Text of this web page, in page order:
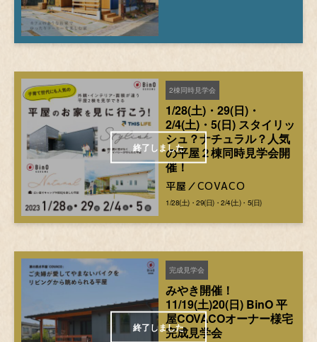
2棟同時見学会
1/28(土)・29(日)・
2/4(土)・5(日) スタイリッ
シュ？ナチュラル？人気
の平屋２棟同時見学会開
催！
平屋／COVACO
1/28(土)・29(日)・2/4(土)・5(日)
完成見学会
みやき開催！
11/19(土)20(日) BinO 平
屋COVACOオーナー様宅
完成見学会